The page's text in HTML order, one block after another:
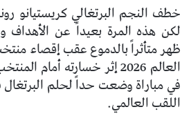
خطف النجم البرتغالي كريستيانو
لكن هذه المرة بعيداً عن الأهداف
ظهر متأثراً بالدموع عقب إقصاء
في مباراة وضعت حداً لحلم
اللقب العالمي.